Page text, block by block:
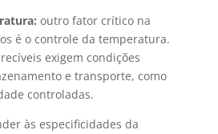
outro fator crítico na
é o controle da temperatura.
exigem condições
e transporte, como
controladas.
às especificidades da